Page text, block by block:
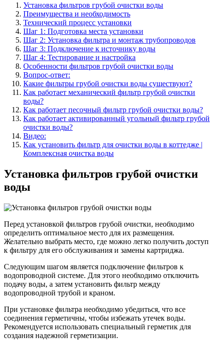
Установка фильтров грубой очистки воды
Преимущества и необходимость
Технический процесс установки
Шаг 1: Подготовка места установки
Шаг 2: Установка фильтра и монтаж трубопроводов
Шаг 3: Подключение к источнику воды
Шаг 4: Тестирование и настройка
Особенности фильтров грубой очистки воды
Вопрос-ответ:
Какие фильтры грубой очистки воды существуют?
Как работает механический фильтр грубой очистки
воды?
Как работает песочный фильтр грубой очистки воды?
Как работает активированный угольный фильтр грубой
очистки воды?
Видео:
Как установить фильтр для очистки воды в коттедже |
Комплексная очистка воды
Установка фильтров грубой очистки
воды
Перед установкой фильтров грубой очистки, необходимо
определить оптимальное место для их размещения.
Желательно выбрать место, где можно легко получить доступ
к фильтру для его обслуживания и замены картриджа.
Следующим шагом является подключение фильтров к
водопроводной системе. Для этого необходимо отключить
подачу воды, а затем установить фильтр между
водопроводной трубой и краном.
При установке фильтра необходимо убедиться, что все
соединения герметичны, чтобы избежать утечек воды.
Рекомендуется использовать специальный герметик для
создания надежной герметизации.